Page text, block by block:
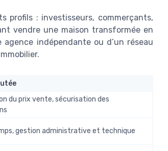
profils : investisseurs, commerçants,
vendre une maison transformée en
agence indépendante ou d’un réseau
du prix vente, sécurisation des
gestion administrative et technique